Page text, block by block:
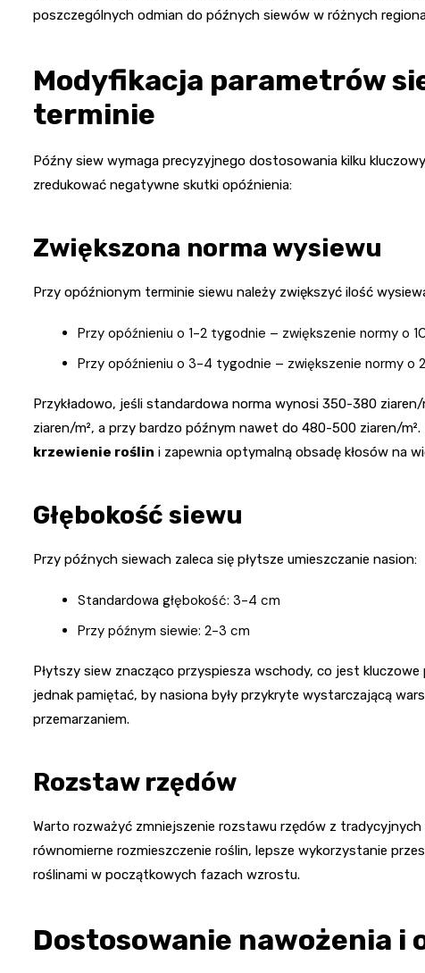
poszczególnych odmian do późnych siewów w różnych
Modyfikacja parametrów
terminie
Późny siew wymaga precyzyjnego dostosowania kilku
zredukować negatywne skutki opóźnienia:
Zwiększona norma wysiewu
Przy opóźnionym terminie siewu należy zwiększyć ilość
Przy opóźnieniu o 1-2 tygodnie – zwiększenie normy o
Przy opóźnieniu o 3-4 tygodnie – zwiększenie normy o
Przykładowo, jeśli standardowa norma wynosi 350-380
ziaren/m², a przy bardzo późnym nawet do 480-500 ziaren/m².
krzewienie roślin i zapewnia optymalną obsadę kłosów na
Głębokość siewu
Przy późnych siewach zaleca się płytsze umieszczanie nasion:
Standardowa głębokość: 3-4 cm
Przy późnym siewie: 2-3 cm
Płytszy siew znacząco przyspiesza wschody, co jest
jednak pamiętać, by nasiona były przykryte wystarczającą
przemarzaniem.
Rozstaw rzędów
Warto rozważyć zmniejszenie rozstawu rzędów z tradycyjnych
równomierne rozmieszczenie roślin, lepsze wykorzystanie
roślinami w początkowych fazach wzrostu.
Dostosowanie nawożenia i